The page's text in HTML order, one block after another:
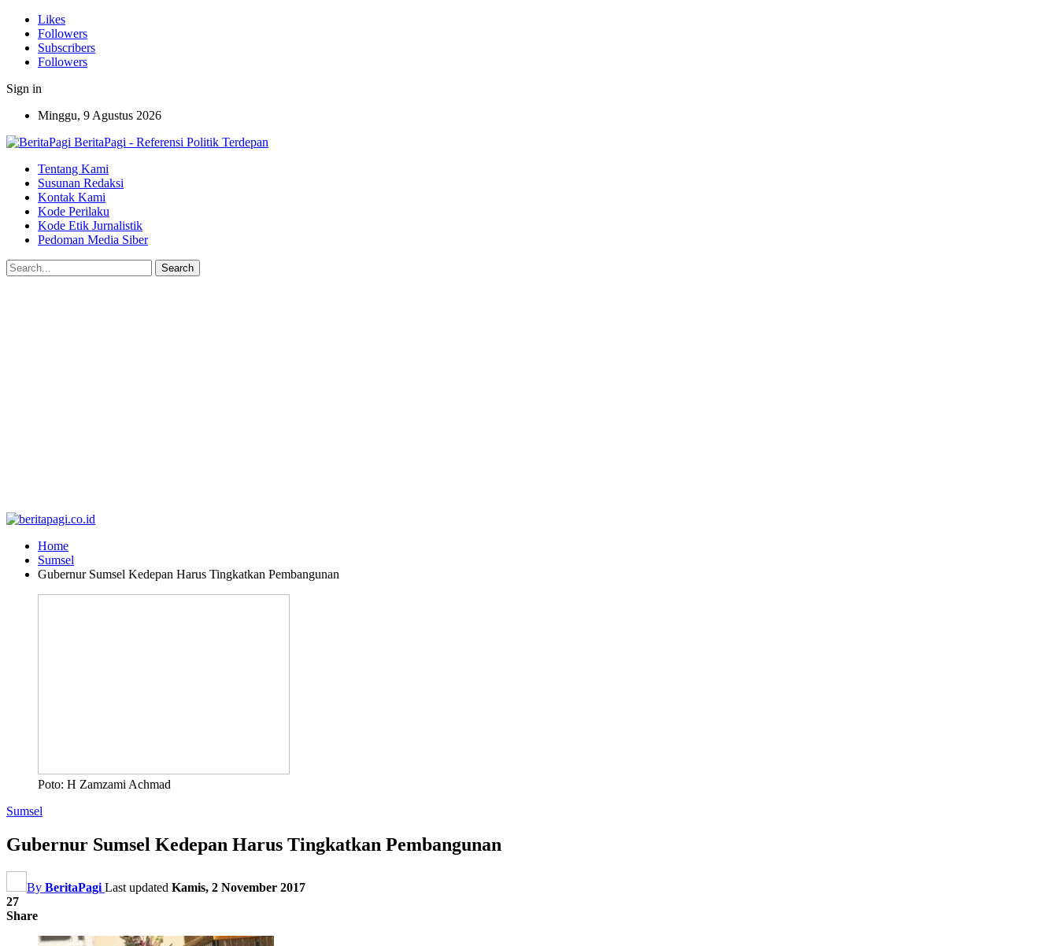
Likes
Followers
Subscribers
Followers
Sign in
Minggu, 9 Agustus 2026
BeritaPagi - Referensi Politik Terdepan
Tentang Kami
Susunan Redaksi
Kontak Kami
Kode Perilaku
Kode Etik Jurnalistik
Pedoman Media Siber
Home
Sumsel
Gubernur Sumsel Kedepan Harus Tingkatkan Pembangunan
Poto: H Zamzami Achmad
Sumsel
Gubernur Sumsel Kedepan Harus Tingkatkan Pembangunan
By BeritaPagi Last updated Kamis, 2 November 2017
27
Share